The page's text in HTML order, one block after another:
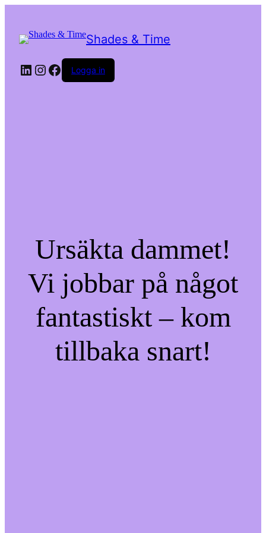
Shades & Time
LinkedIn
Instagram
Facebook
Logga in
Ursäkta dammet!
Vi jobbar på något
fantastiskt – kom
tillbaka snart!